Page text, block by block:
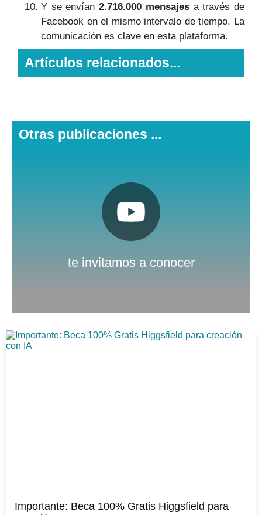
Y se envían2.716.000 mensajesa través de
Facebook en el mismo intervalo de tiempo. La
comunicación es clave en esta plataforma.
Artículos relacionados...
Otras publicaciones ...
te invitamos a conocer
Pulsa aquí
Importante: Beca 100% Gratis Higgsfield para